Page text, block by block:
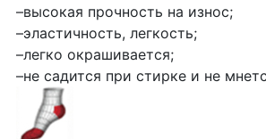
–высокая прочность на износ;
–эластичность, легкость;
–легко окрашивается;
–не садится при стирке и не